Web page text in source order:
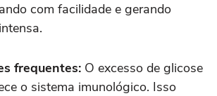
com facilidade e gerando
frequentes: O excesso de glicose
o sistema imunológico. Isso